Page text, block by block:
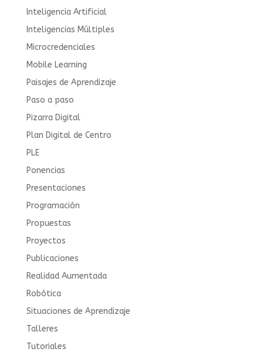
Inteligencia Artificial
Inteligencias Múltiples
Microcredenciales
Mobile Learning
Paisajes de Aprendizaje
Paso a paso
Pizarra Digital
Plan Digital de Centro
PLE
Ponencias
Presentaciones
Programación
Propuestas
Proyectos
Publicaciones
Realidad Aumentada
Robótica
Situaciones de Aprendizaje
Talleres
Tutoriales